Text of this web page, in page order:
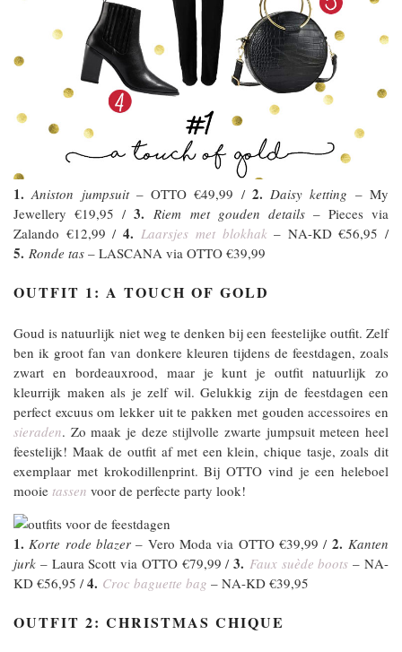
1. Aniston jumpsuit– OTTO €49,99 / 2. Daisy ketting – My
Jewellery €19,95 /3. Riem met gouden details– Pieces via
Zalando €12,99 / 4. Laarsjes met blokhak – NA-KD €56,95 /
5. Ronde tas – LASCANA via OTTO €39,99
OUTFIT 1: A TOUCH OF GOLD
Goud is natuurlijk niet weg te denken bij een feestelijke outfit. Zelf
ben ik groot fan van donkere kleuren tijdens de feestdagen, zoals
zwart en bordeauxrood, maar je kunt je outfit natuurlijk zo
kleurrijk maken als je zelf wil. Gelukkig zijn de feestdagen een
perfect excuus om lekker uit te pakken met gouden accessoires en
sieraden. Zo maak je deze stijlvolle zwarte jumpsuit meteen heel
feestelijk! Maak de outfit af met een klein, chique tasje, zoals dit
exemplaar met krokodillenprint. Bij OTTO vind je een heleboel
mooie tassen voor de perfecte party look!
1. Korte rode blazer – Vero Moda via OTTO €39,99 / 2. Kanten
jurk – Laura Scott via OTTO €79,99 /3. Faux suède boots – NA-
KD €56,95 /4. Croc baguette bag – NA-KD €39,95
OUTFIT 2: CHRISTMAS CHIQUE